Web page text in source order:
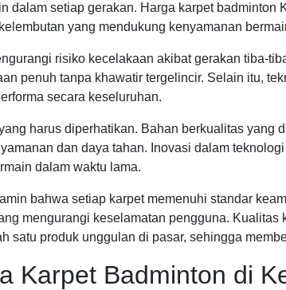
dalam setiap gerakan. Harga karpet
yang mendukung kenyamanan
risiko kecelakaan akibat gerakan tiba-
penuh tanpa khawatir tergelincir. Selain itu,
secara keseluruhan.
harus diperhatikan. Bahan berkualitas yang
dan daya tahan. Inovasi dalam
dalam waktu lama.
bahwa setiap karpet memenuhi standar
mengurangi keselamatan pengguna.
satu produk unggulan di pasar, sehingga
Karpet Badminton di